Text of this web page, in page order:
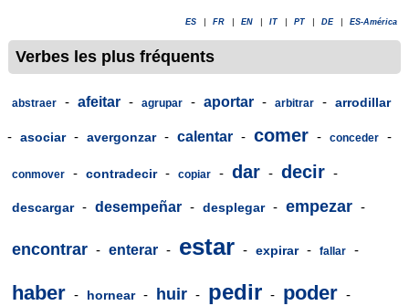
ES FR EN IT PT DE ES-América
Verbes les plus fréquents
abstraer - afeitar - agrupar - aportar - arbitrar - arrodillar
- asociar - avergonzar - calentar - comer - conceder -
conmover - contradecir - copiar - dar - decir -
descargar - desempeñar - desplegar - empezar -
encontrar - enterar - estar - expirar - fallar -
haber - hornear - huir - pedir - poder -